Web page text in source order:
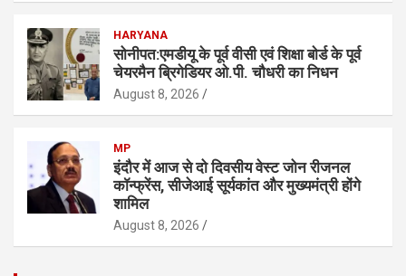
HARYANA
सोनीपत:एमडीयू के पूर्व वीसी एवं शिक्षा बाेर्ड के पूर्व
चेयरमैन ब्रिगेडियर ओ.पी. चौधरी का निधन
August 8, 2026
MP
इंदौर में आज से दो दिवसीय वेस्ट जोन रीजनल
कॉन्फ्रेंस, सीजेआई सूर्यकांत और मुख्यमंत्री होंगे
शामिल
August 8, 2026